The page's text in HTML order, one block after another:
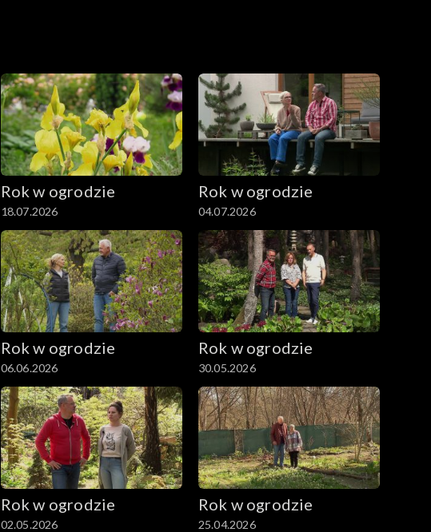
Rok w ogrodzie
18.07.2026
Rok w ogrodzie
04.07.2026
Rok w ogrodzie
06.06.2026
Rok w ogrodzie
30.05.2026
Rok w ogrodzie
02.05.2026
Rok w ogrodzie
25.04.2026